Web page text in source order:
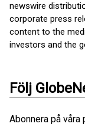
newswire
corporate press
content to the
investors and the
Följ
Abonnera på